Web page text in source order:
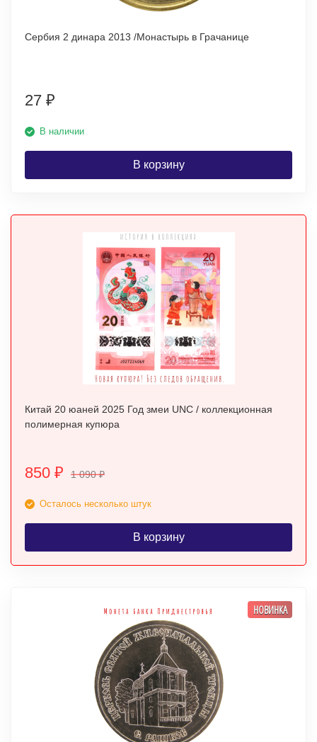
Сербия 2 динара 2013 /Монастырь в Грачанице
27 ₽
В наличии
В корзину
Китай 20 юаней 2025 Год змеи UNC / коллекционная
полимерная купюра
850 ₽ 1 090₽
Осталось несколько штук
В корзину
НОВИНКА